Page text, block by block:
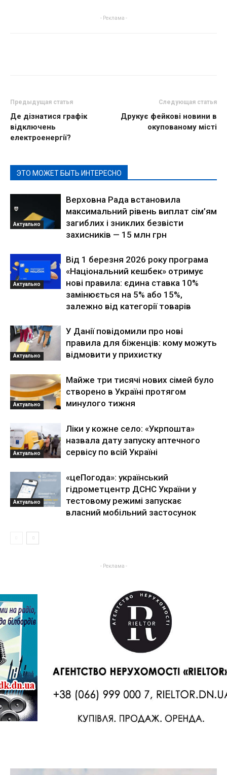
- Реклама -
Предыдущая статья
Де дізнатися графік
відключень
електроенергії?
Следующая статья
Друкує фейкові новини в
окупованому місті
ЭТО МОЖЕТ БЫТЬ ИНТЕРЕСНО
Актуально
Верховна Рада встановила
максимальний рівень виплат сім’ям
загиблих і зниклих безвісти
захисників — 15 млн грн
Актуально
Від 1 березня 2026 року програма
«Національний кешбек» отримує
нові правила: єдина ставка 10%
замінюється на 5% або 15%,
залежно від категорії товарів
Актуально
У Данії повідомили про нові
правила для біженців: кому можуть
відмовити у прихистку
Актуально
Майже три тисячі нових сімей було
створено в Україні протягом
минулого тижня
Актуально
Ліки у кожне село: «Укрпошта»
назвала дату запуску аптечного
сервісу по всій Україні
Актуально
«цеПогода»: український
гідрометцентр ДСНС України у
тестовому режимі запускає
власний мобільний застосунок
- Реклама -